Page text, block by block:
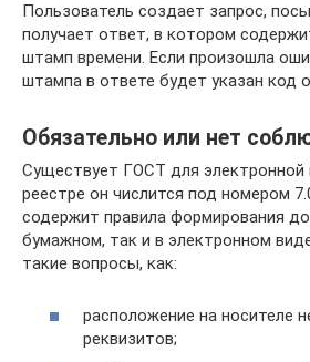
Пользователь создает запрос,
получает ответ, в котором
штамп времени. Если произошла
штампа в ответе будет указан код
Обязательно или нет
Существует ГОСТ для электронной
реестре он числится под номером
содержит правила формирования
бумажном, так и в электронном
такие вопросы, как:
расположение на носителе
реквизитов;